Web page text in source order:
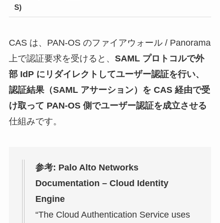
S)
CAS は、PAN-OS のファイアウォール / Panorama
上で認証要求を受けると、 SAML プロトコルで外
部 IdP にリダイレクトしてユーザー認証を行い、
認証結果（SAML アサーション）を CAS 経由で受
け取って PAN-OS 側でユーザー認証を成立させる
仕組みです。
参考: Palo Alto Networks
Documentation – Cloud Identity
Engine
“The Cloud Authentication Service uses